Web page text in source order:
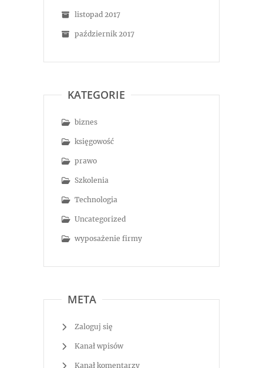
listopad 2017
październik 2017
KATEGORIE
biznes
księgowość
prawo
Szkolenia
Technologia
Uncategorized
wyposażenie firmy
META
Zaloguj się
Kanał wpisów
Kanał komentarzy